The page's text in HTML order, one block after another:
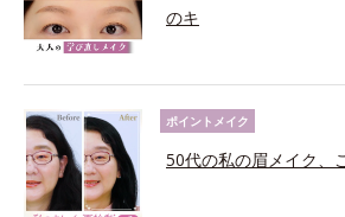
のキ
ポイントメイク
50代の私の眉メイク、